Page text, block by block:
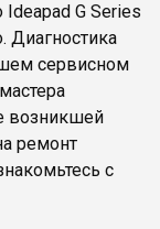
G Series
Диагностика
сервисном
возникшей
ремонт
с